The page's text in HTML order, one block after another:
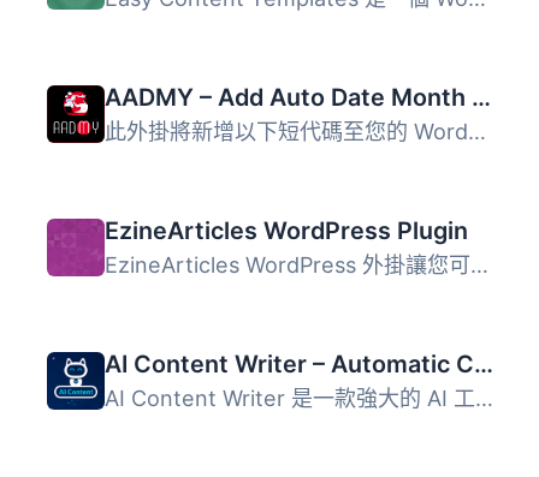
AADMY – Add Auto Date Month Year Into Posts
此外掛將新增以下短代碼至您的 WordPress 網站： [cy] ̵...
EzineArticles WordPress Plugin
EzineArticles WordPress 外掛讓您可以將您的高品質、原創 Wo...
AI Content Writer – Automatic Content Generator and Auto Poster
AI Content Writer 是一款強大的 AI 工具，能在幾分鐘內為您...